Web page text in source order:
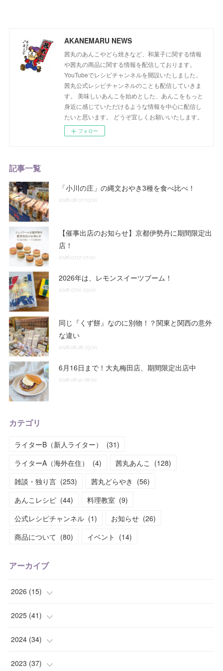
AKANEMARU NEWS
茜丸のあんこやどら焼きなど、和菓子に関する情報
や茜丸の商品に関する情報を配信しております。
YouTubeでレシピチャンネルを開設いたしました。
茜丸公式レシピチャンネルのことも配信していきま
す。 美味しいあんこを始めとした、あんこをもっと
身近に感じていただけるような情報を中心に配信し
たいと思います。 どうぞ宜しくお願いいたします。
フォロー
記事一覧
「小川の庄」の縄文おやき3種を食べ比べ！
2026.08.07 03:00
【催事出店のお知らせ】京都伊勢丹に期間限定出
店！
2026.07.17 07:00
2026年は、レモンスイーツブーム！
2026.07.10 03:00
同じ『くず餅』なのに別物！？関東と関西の意外
な違い
2026.06.26 03:00
6月16日まで！大丸梅田店、期間限定出店中
2026.06.12 08:00
カテゴリ
ライターB（新人ライター） (31)
ライターA（海外在住）
(4) 茜丸あんこ (128)
雑談・独り言 (253) 茜丸どらやき (56)
あんこレシピ (44) 料理教室 (9)
公式レシピチャンネル (1) お知らせ (26)
商品について (80) イベント (14)
アーカイブ
2026 (15)
(1)
(2)
(2)
2025 (41)
(1)
(2)
2024 (34)
(3)
2023 (37)